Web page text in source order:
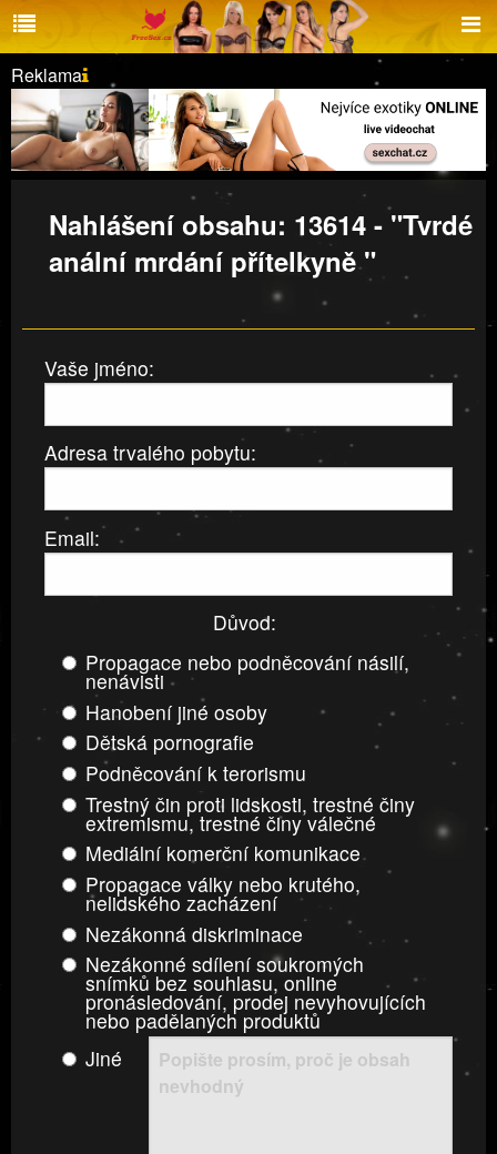
Reklama
Nahlášení obsahu: 13614 - "Tvrdé
anální mrdání přítelkyně "
Vaše jméno:
Adresa trvalého pobytu:
Email:
Důvod:
Propagace nebo podněcování násilí,
nenávisti
Hanobení jiné osoby
Dětská pornografie
Podněcování k terorismu
Trestný čin proti lidskosti, trestné činy
extremismu, trestné činy válečné
Mediální komerční komunikace
Propagace války nebo krutého,
nelidského zacházení
Nezákonná diskriminace
Nezákonné sdílení soukromých
snímků bez souhlasu, online
pronásledování, prodej nevyhovujících
nebo padělaných produktů
Jiné